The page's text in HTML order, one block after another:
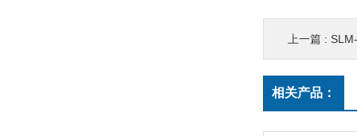
上一篇 : SLM-
相关产品：